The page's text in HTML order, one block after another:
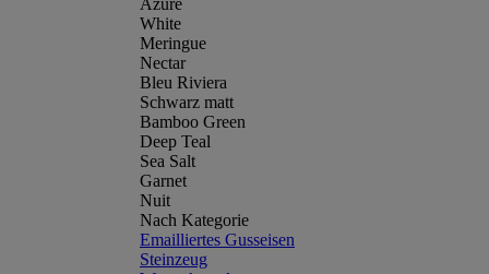
Azure
White
Meringue
Nectar
Bleu Riviera
Schwarz matt
Bamboo Green
Deep Teal
Sea Salt
Garnet
Nuit
Nach Kategorie
Emailliertes Gusseisen
Steinzeug